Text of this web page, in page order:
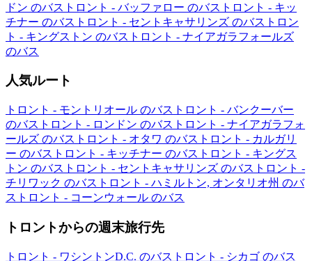
ドン のバス トロント - バッファロー のバス トロント - キッ
チナー のバス トロント - セントキャサリンズ のバス トロン
ト - キングストン のバス トロント - ナイアガラフォールズ
のバス
人気ルート
トロント - モントリオール のバス トロント - バンクーバー
のバス トロント - ロンドン のバス トロント - ナイアガラフォ
ールズ のバス トロント - オタワ のバス トロント - カルガリ
ー のバス トロント - キッチナー のバス トロント - キングス
トン のバス トロント - セントキャサリンズ のバス トロント -
チリワック のバス トロント - ハミルトン, オンタリオ州 のバ
ス トロント - コーンウォール のバス
トロントからの週末旅行先
トロント - ワシントンD.C. のバス トロント - シカゴ のバス